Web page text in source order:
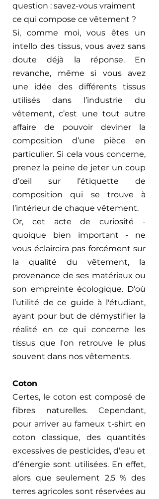
question : savez-vous vraiment
ce qui compose ce vêtement ?
Si, comme moi, vous êtes un
intello des tissus, vous avez sans
doute déjà la réponse. En
revanche, même si vous avez
une idée des différents tissus
utilisés dans l’industrie du
vêtement, c’est une tout autre
affaire de pouvoir deviner la
composition d’une pièce en
particulier. Si cela vous concerne,
prenez la peine de jeter un coup
d’œil sur l’étiquette de
composition qui se trouve à
l’intérieur de chaque vêtement.
Or, cet acte de curiosité -
quoique bien important - ne
vous éclaircira pas forcément sur
la qualité du vêtement, la
provenance de ses matériaux ou
son empreinte écologique. D’où
l’utilité de ce guide à l'étudiant,
ayant pour but de démystifier la
réalité en ce qui concerne les
tissus que l'on retrouve le plus
souvent dans nos vêtements.
Coton
Certes, le coton est composé de
fibres naturelles. Cependant,
pour arriver au fameux t-shirt en
coton classique, des quantités
excessives de pesticides, d’eau et
d’énergie sont utilisées. En effet,
alors que seulement 2,5 % des
terres agricoles sont réservées au